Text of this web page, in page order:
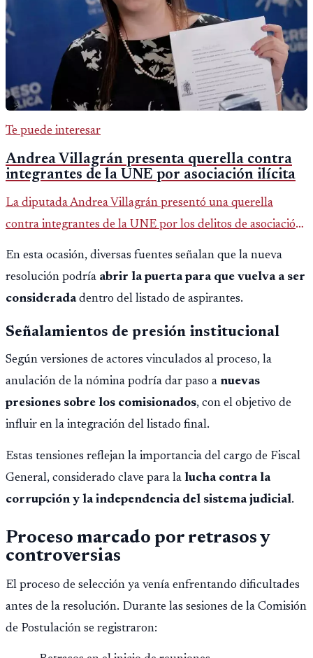
Te puede interesar
Andrea Villagrán presenta querella contra
integrantes de la UNE por asociación ilícita
La diputada Andrea Villagrán presentó una querella
contra integrantes de la UNE por los delitos de asociación
En esta ocasión, diversas fuentes señalan que la nueva
resolución podría abrir la puerta para que vuelva a ser
consideradadentro del listado de aspirantes.
Señalamientos de presión institucional
Según versiones de actores vinculados al proceso, la
anulación de la nómina podría dar paso a nuevas
presiones sobre los comisionados, con el objetivo de
influir en la integración del listado final.
Estas tensiones reflejan la importancia del cargo de Fiscal
General, considerado clave para la lucha contra la
corrupción y la independencia del sistema judicial.
Proceso marcado por retrasos y
controversias
El proceso de selección ya venía enfrentando dificultades
antes de la resolución. Durante las sesiones de la Comisión
de Postulación se registraron: